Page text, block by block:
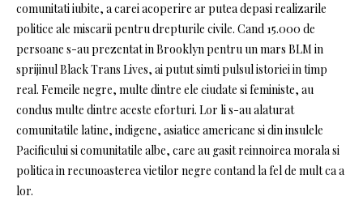
comunitati iubite, a carei acoperire ar putea depasi realizarile
politice ale miscarii pentru drepturile civile. Cand 15.000 de
persoane s-au prezentat in Brooklyn pentru un mars BLM in
sprijinul Black Trans Lives, ai putut simti pulsul istoriei in timp
real. Femeile negre, multe dintre ele ciudate si feministe, au
condus multe dintre aceste eforturi. Lor li s-au alaturat
comunitatile latine, indigene, asiatice americane si din insulele
Pacificului si comunitatile albe, care au gasit reinnoirea morala si
politica in recunoasterea vietilor negre contand la fel de mult ca a
lor.